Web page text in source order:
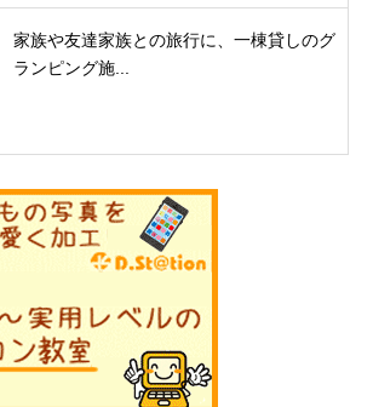
家族や友達家族との旅行に、一棟貸しのグ
ランピング施...